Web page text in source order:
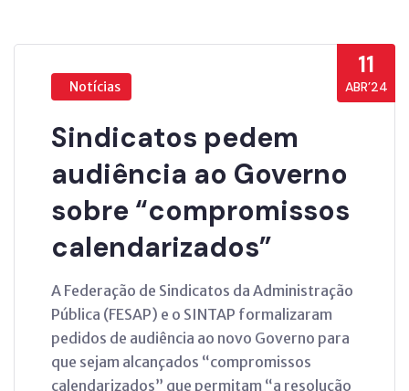
11
ABR’24
Notícias
Sindicatos pedem
audiência ao Governo
sobre “compromissos
calendarizados”
A Federação de Sindicatos da Administração
Pública (FESAP) e o SINTAP formalizaram
pedidos de audiência ao novo Governo para
que sejam alcançados “compromissos
calendarizados” que permitam “a resolução